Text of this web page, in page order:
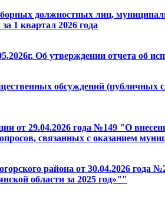
должностных лиц,
1 квартал 2026 года
Об утверждении отчета об
обсуждений (публичных
от 29.04.2026 года №149 "О
связанных с оказанием
района от 30.04.2026 года
области за 2025 год»""